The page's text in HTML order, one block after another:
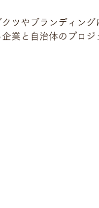
ツやブランディン
業と自治体のプロジ